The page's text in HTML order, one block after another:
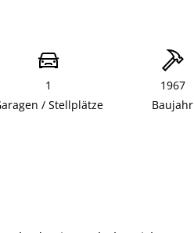
1
/ Stellplätze
1967
Baujahr